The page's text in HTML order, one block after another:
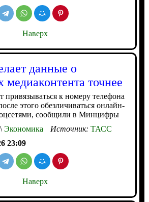
Наверх
данные о
медиаконтента точнее
привязываться к номеру телефона
этого обезличиваться онлайн-
сообщили в Минцифры
Экономика Источник: ТАСС
23:09
Наверх